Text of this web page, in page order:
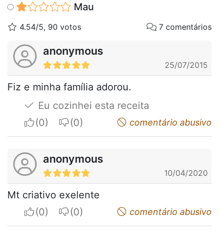
Mau
4.54/5, 90 votos 7 comentários
anonymous
25/07/2015
Fiz e minha família adorou.
Eu cozinhei esta receita
I apreciateI do not appreciatecomentário abusivo
anonymous
10/04/2020
Mt criativo exelente
I apreciateI do not appreciatecomentário abusivo